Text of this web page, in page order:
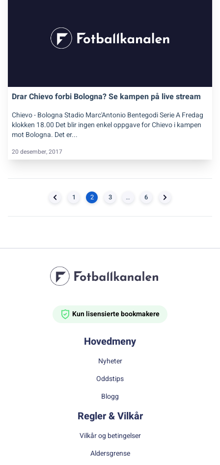
Drar Chievo forbi Bologna? Se kampen på live stream
Chievo - Bologna Stadio Marc'Antonio Bentegodi Serie A Fredag
klokken 18.00 Det blir ingen enkel oppgave for Chievo i kampen
mot Bologna. Det er...
20 desember, 2017
1 2 3 … 6
Kun lisensierte bookmakere
Hovedmeny
Nyheter
Oddstips
Blogg
Regler & Vilkår
Vilkår og betingelser
Aldersgrense